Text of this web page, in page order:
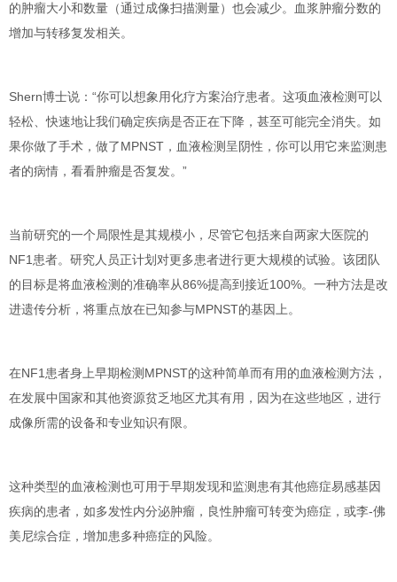
的肿瘤大小和数量（通过成像扫描测量）也会减少。
血浆肿瘤分数的
增加与转移复发相关。
Shern博士说：“你可以想象用化疗方案治疗患者。 这项血液检测可以
轻松、快速地让我们确定疾病是否正在下降，甚至可能完全消失。 如
果你做了手术，做了MPNST，血液检测呈阴性，你可以用它来监测患
者的病情，看看肿瘤是否复发。”
当前研究的一个局限性是其规模小，尽管它包括来自两家大医院的
NF1患者。研究人员正计划对更多患者进行更大规模的试验。该团队
的目标是将血液检测的准确率从86%提高到接近100%。一种方法是改
进遗传分析 ，将重点放在已知参与MPNST的基因上。
在NF1患者身上早期检测MPNST的这种简单而有用的血液检测方法，
在发展中国家和其他资源贫乏地区尤其有用 ，因为在这些地区，进行
成像所需的设备和专业知识有限。
这种类型的血液检测也可用于早期发现和监测患有其他癌症易感基因
疾病的患者 ，如多发性内分泌肿瘤， 良性肿瘤可转变为癌症 ，或李-佛
美尼综合症，增加患多种癌症的风险。